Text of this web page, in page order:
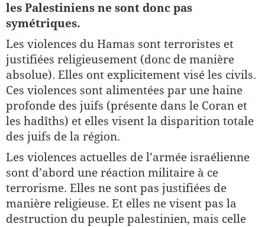
les Palestiniens ne sont donc pas
symétriques.
Les violences du Hamas sont terroristes et
justifiées religieusement (donc de manière
absolue). Elles ont explicitement visé les civils.
Ces violences sont alimentées par une haine
profonde des juifs (présente dans le Coran et
les hadîths) et elles visent la disparition totale
des juifs de la région.
Les violences actuelles de l’armée israélienne
sont d’abord une réaction militaire à ce
terrorisme. Elles ne sont pas justifiées de
manière religieuse. Et elles ne visent pas la
destruction du peuple palestinien, mais celle